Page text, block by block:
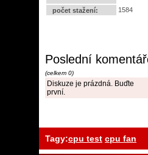
počet stažení:
1584
Poslední
(celkem 0)
Diskuze je prázdná. Buďte
první.
Tagy:cpu test cpu fan